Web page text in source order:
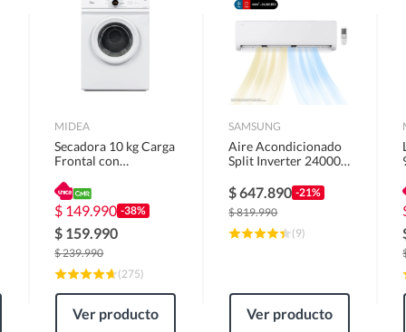
MIDEA
Secadora 10 kg Carga
Frontal con
MD100A100/W2
$ 149.990 -38%
$ 159.990
$239.990
(275)
Ver producto
SAMSUNG
Aire Acondicionado
Split Inverter 24000
$647.890 -21%
$819.990
(9)
Ver producto